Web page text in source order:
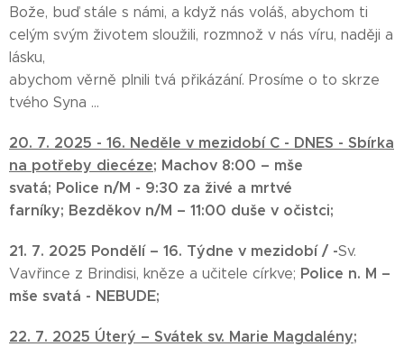
Bože, buď stále s námi, a když nás voláš, abychom ti
celým svým životem sloužili, rozmnož v nás víru, naději a
lásku,
abychom věrně plnili tvá přikázání. Prosíme o to skrze
tvého Syna ...
20. 7. 2025 - 16. Neděle v mezidobí C - DNES - Sbírka
na potřeby diecéze; Machov 8:00 – mše
svatá; Police n/M - 9:30 za živé a mrtvé
farníky; Bezděkov n/M – 11:00 duše v očistci;
21. 7. 2025 Pondělí – 16. Týdne v mezidobí / -Sv.
Vavřince z Brindisi, kněze a učitele církve; Police n. M –
mše svatá - NEBUDE;
22. 7. 2025 Úterý – Svátek sv. Marie Magdalény;